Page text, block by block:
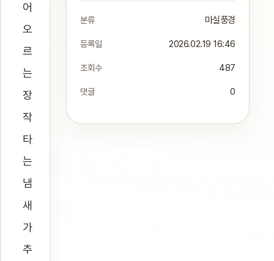
어
오
르
는
장
작
타
는
냄
새
가
추
분류 마실풍경
등록일 2026.02.19 16:46
조회수 487
댓글 0